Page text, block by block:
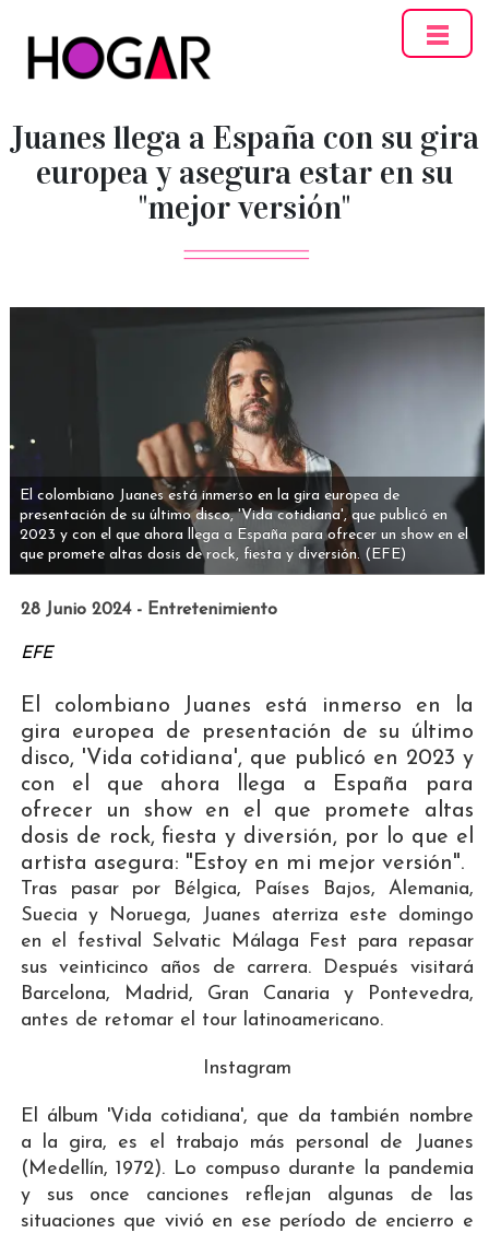
Juanes llega a España con su gira
europea y asegura estar en su
"mejor versión"
El colombiano Juanes está inmerso en la gira europea de
presentación de su último disco, 'Vida cotidiana', que publicó en
2023 y con el que ahora llega a España para ofrecer un show en el
que promete altas dosis de rock, fiesta y diversión. (EFE)
28 Junio 2024 - Entretenimiento
EFE
El colombiano Juanes está inmerso en la
gira europea de presentación de su último
disco, 'Vida cotidiana', que publicó en 2023 y
con el que ahora llega a España para
ofrecer un show en el que promete altas
dosis de rock, fiesta y diversión, por lo que el
artista asegura: "Estoy en mi mejor versión".
Tras pasar por Bélgica, Países Bajos, Alemania,
Suecia y Noruega, Juanes aterriza este domingo
en el festival Selvatic Málaga Fest para repasar
sus veinticinco años de carrera. Después visitará
Barcelona, Madrid, Gran Canaria y Pontevedra,
antes de retomar el tour latinoamericano.
Instagram
El álbum 'Vida cotidiana', que da también nombre
a la gira, es el trabajo más personal de Juanes
(Medellín, 1972). Lo compuso durante la pandemia
y sus once canciones reflejan algunas de las
situaciones que vivió en ese período de encierro e